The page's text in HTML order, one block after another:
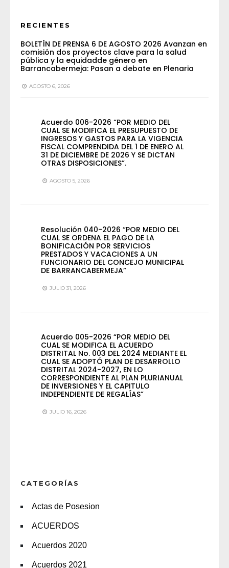
RECIENTES
BOLETÍN DE PRENSA 6 DE AGOSTO 2026 Avanzan en
comisión dos proyectos clave para la salud
pública y la equidadde género en
Barrancabermeja: Pasan a debate en Plenaria
AGOSTO 6, 2026
Acuerdo 006-2026 “POR MEDIO DEL
CUAL SE MODIFICA EL PRESUPUESTO DE
INGRESOS Y GASTOS PARA LA VIGENCIA
FISCAL COMPRENDIDA DEL 1 DE ENERO AL
31 DE DICIEMBRE DE 2026 Y SE DICTAN
OTRAS DISPOSICIONES”.
AGOSTO 5, 2026
Resolución 040-2026 “POR MEDIO DEL
CUAL SE ORDENA EL PAGO DE LA
BONIFICACIÓN POR SERVICIOS
PRESTADOS Y VACACIONES A UN
FUNCIONARIO DEL CONCEJO MUNICIPAL
DE BARRANCABERMEJA”
JULIO 31, 2026
Acuerdo 005-2026 “POR MEDIO DEL
CUAL SE MODIFICA EL ACUERDO
DISTRITAL No. 003 DEL 2024 MEDIANTE EL
CUAL SE ADOPTÓ PLAN DE DESARROLLO
DISTRITAL 2024-2027, EN LO
CORRESPONDIENTE AL PLAN PLURIANUAL
DE INVERSIONES Y EL CAPITULO
INDEPENDIENTE DE REGALÍAS”
JULIO 16, 2026
CATEGORÍAS
Actas de Posesion
ACUERDOS
Acuerdos 2020
Acuerdos 2021